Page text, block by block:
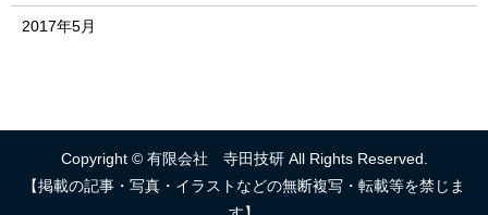
2017年5月
Copyright © 有限会社 寺田技研 All Rights Reserved.
【掲載の記事・写真・イラストなどの無断複写・転載等を禁じま